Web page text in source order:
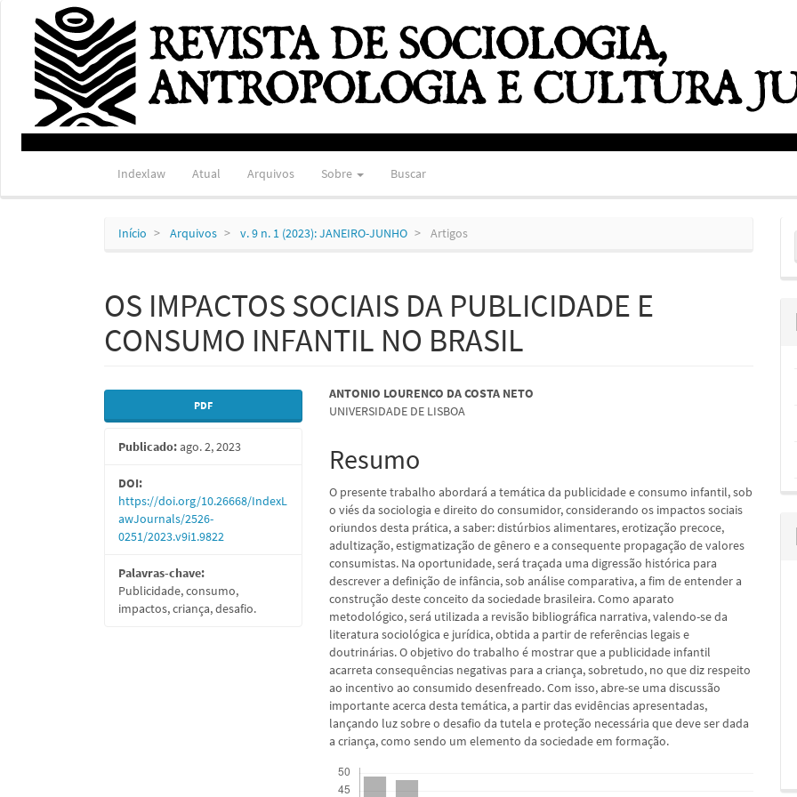
Navegação
Principal
Conteúdo
principal
Barra
Lateral
Indexlaw Atual Arquivos Sobre Buscar
Início Arquivos v. 9 n. 1 (2023): JANEIRO-JUNHO Artigos
OS IMPACTOS SOCIAIS DA PUBLICIDADE E
CONSUMO INFANTIL NO BRASIL
Barra
lateral
de
artigos
PDF
Publicado:ago. 2, 2023
DOI:
https://doi.org/10.26668/IndexL
awJournals/2526-
0251/2023.v9i1.9822
Palavras-chave:
Publicidade, consumo,
impactos, criança, desafio.
Conteúdo
do
artigo
principal
ANTONIO LOURENCO DA COSTA NETO
UNIVERSIDADE DE LISBOA
Resumo
O presente trabalho abordará a temática da publicidade e consumo infantil, sob
o viés da sociologia e direito do consumidor, considerando os impactos sociais
oriundos desta prática, a saber: distúrbios alimentares, erotização precoce,
adultização, estigmatização de gênero e a consequente propagação de valores
consumistas. Na oportunidade, será traçada uma digressão histórica para
descrever a definição de infância, sob análise comparativa, a fim de entender a
construção deste conceito da sociedade brasileira. Como aparato
metodológico, será utilizada a revisão bibliográfica narrativa, valendo-se da
literatura sociológica e jurídica, obtida a partir de referências legais e
doutrinárias. O objetivo do trabalho é mostrar que a publicidade infantil
acarreta consequências negativas para a criança, sobretudo, no que diz respeito
ao incentivo ao consumido desenfreado. Com isso, abre-se uma discussão
importante acerca desta temática, a partir das evidências apresentadas,
lançando luz sobre o desafio da tutela e proteção necessária que deve ser dada
a criança, como sendo um elemento da sociedade em formação.